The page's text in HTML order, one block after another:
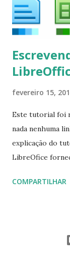
fevereiro 15,
Este tutorial foi
nada nenhuma
explicação do
LibreOfice
aplicativo de
iremos criar
Mundo' na
COMPARTILHAR